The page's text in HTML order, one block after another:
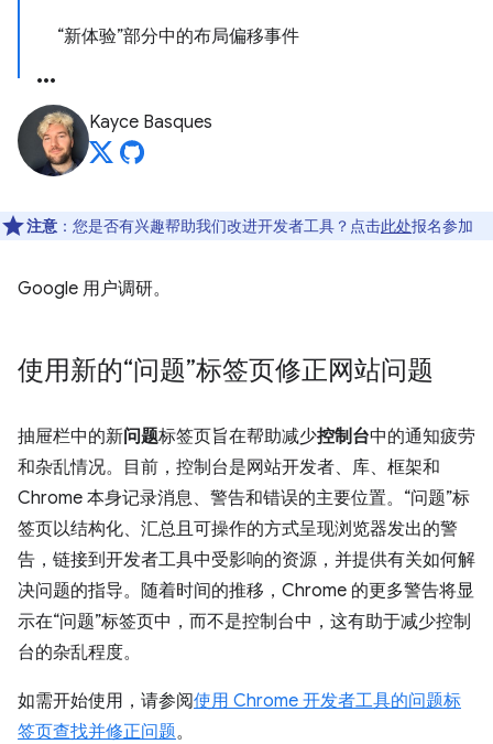
“新体验”部分中的布局偏移事件
Kayce Basques
注意 ：您是否有兴趣帮助我们改进开发者工具？点击此处报名参加
Google 用户调研。
使用新的“问题”标签页修正网站问题
抽屉栏中的新问题标签页旨在帮助减少控制台中的通知疲劳
和杂乱情况。目前，控制台是网站开发者、库、框架和
Chrome 本身记录消息、警告和错误的主要位置。“问题”标
签页以结构化、汇总且可操作的方式呈现浏览器发出的警
告，链接到开发者工具中受影响的资源，并提供有关如何解
决问题的指导。随着时间的推移，Chrome 的更多警告将显
示在“问题”标签页中，而不是控制台中，这有助于减少控制
台的杂乱程度。
如需开始使用，请参阅使用 Chrome 开发者工具的问题标
签页查找并修正问题。